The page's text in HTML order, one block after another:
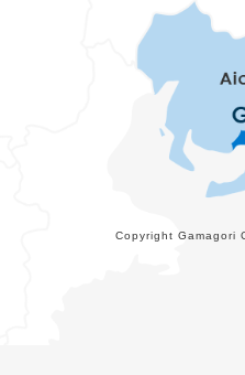
Copyright Gamagori